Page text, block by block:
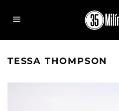
TESSA THOMPSON